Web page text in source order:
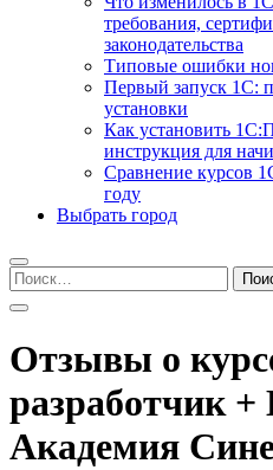
требования,
законодательства
Типовые ошибки
Первый запуск 1С:
установки
Как установить
инструкция для
Сравнение курсов
году
Выбрать город
Найти:
Отзывы о
разработчик
Академия